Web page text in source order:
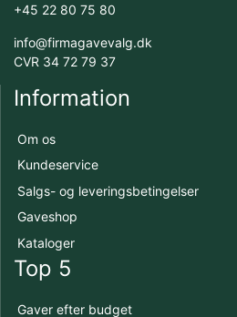
+45 22 80 75 80
info@firmagavevalg.dk
CVR 34 72 79 37
Information
Om os
Kundeservice
Salgs- og leveringsbetingelser
Gaveshop
Kataloger
Top 5
Gaver efter budget